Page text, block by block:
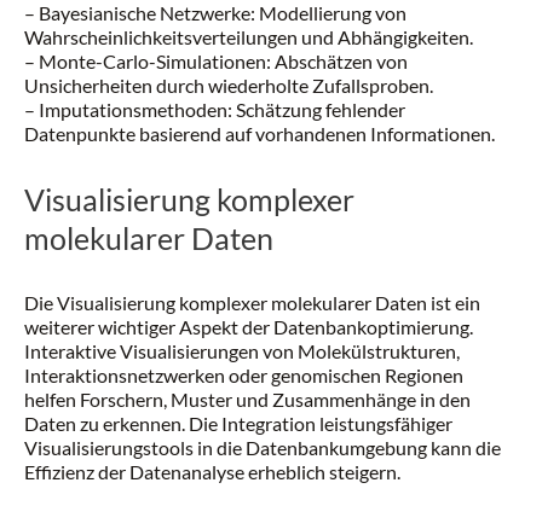
– Bayesianische Netzwerke: Modellierung von
Wahrscheinlichkeitsverteilungen und Abhängigkeiten.
– Monte-Carlo-Simulationen: Abschätzen von
Unsicherheiten durch wiederholte Zufallsproben.
– Imputationsmethoden: Schätzung fehlender
Datenpunkte basierend auf vorhandenen Informationen.
Visualisierung komplexer
molekularer Daten
Die Visualisierung komplexer molekularer Daten ist ein
weiterer wichtiger Aspekt der Datenbankoptimierung.
Interaktive Visualisierungen von Molekülstrukturen,
Interaktionsnetzwerken oder genomischen Regionen
helfen Forschern, Muster und Zusammenhänge in den
Daten zu erkennen. Die Integration leistungsfähiger
Visualisierungstools in die Datenbankumgebung kann die
Effizienz der Datenanalyse erheblich steigern.